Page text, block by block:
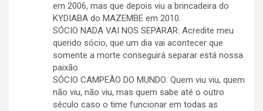
em 2006, mas que depois viu a brincadeira do
KYDIABA do MAZEMBE em 2010.
SÓCIO NADA VAI NOS SEPARAR: Acredite meu
querido sócio, que um dia vai acontecer que
somente a morte conseguirá separar está nossa
paixão.
SÓCIO CAMPEÃO DO MUNDO: Quem viu viu, quem
não viu, não viu, mas quem sabe até o outro
século caso o time funcionar em todas as